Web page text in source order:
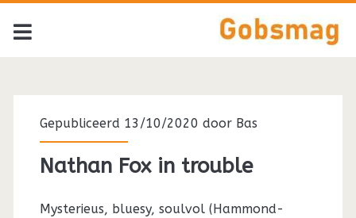
<span>Nathan
Fox</span>
Gepubliceerd 13/10/2020 door Bas
Nathan Fox in trouble
Mysterieus, bluesy, soulvol (Hammond-